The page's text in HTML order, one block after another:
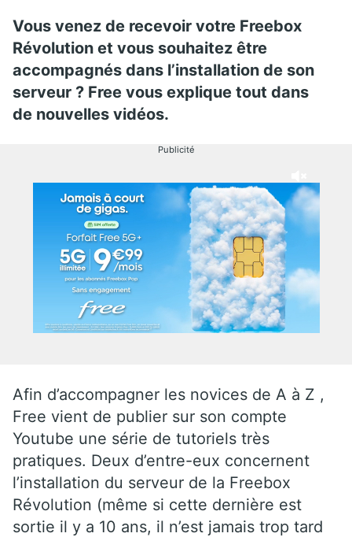
Vous venez de recevoir votre Freebox
Révolution et vous souhaitez être
accompagnés dans l’installation de son
serveur ? Free vous explique tout dans
de nouvelles vidéos.
Publicité
Afin d’accompagner les novices de A à Z ,
Free vient de publier sur son compte
Youtube une série de tutoriels très
pratiques. Deux d’entre-eux concernent
l’installation du serveur de la Freebox
Révolution (même si cette dernière est
sortie il y a 10 ans, il n’est jamais trop tard